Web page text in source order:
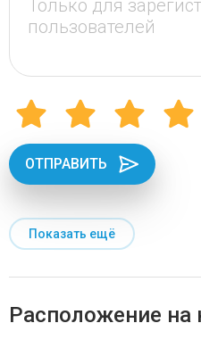
ОТПРАВИТЬ
Показать ещё
Расположение на